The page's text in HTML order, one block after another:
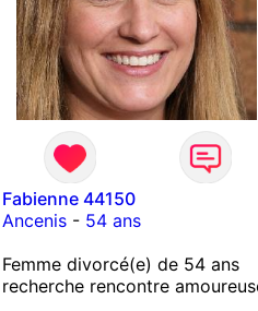
Fabienne 44150
Ancenis- 54 ans
Femme divorcé(e) de 54 ans
recherche rencontre